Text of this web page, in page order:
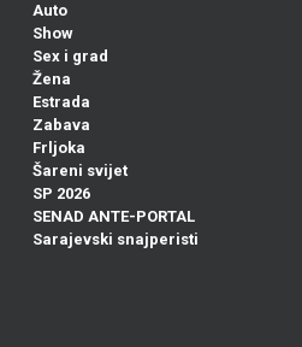
Auto
Show
Sex i grad
Žena
Estrada
Zabava
Frljoka
Šareni svijet
SP 2026
SENAD ANTE-PORTAL
Sarajevski snajperisti